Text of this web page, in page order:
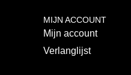
MIJN ACCOUNT
Mijn account
Verlanglijst